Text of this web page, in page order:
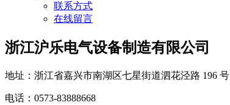
联系方式
在线留言
浙江沪乐电气设备制造有限公司
地址：浙江省嘉兴市南湖区七星街道泗花泾路 196 号
电话：0573-83888668